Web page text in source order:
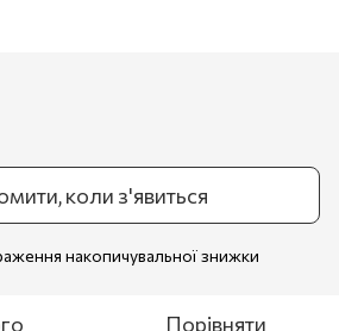
коли з'явиться
накопичувальної знижки
Порівняти